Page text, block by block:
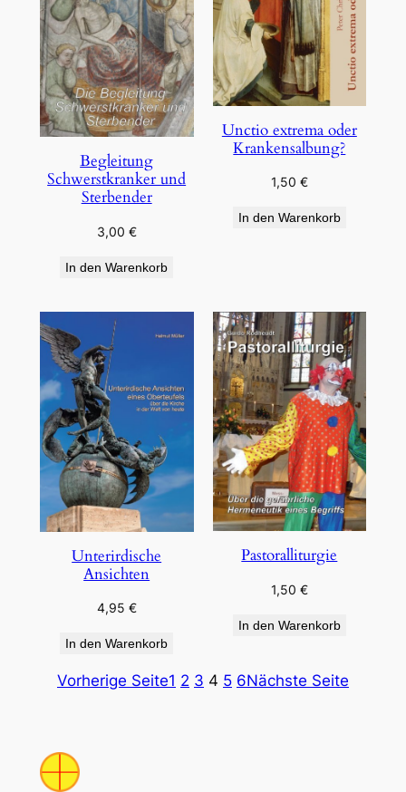
Begleitung
Schwerstkranker und
Sterbender
3,00 €
In den Warenkorb
Unctio extrema oder
Krankensalbung?
1,50 €
In den Warenkorb
Unterirdische
Ansichten
4,95 €
In den Warenkorb
Pastoralliturgie
1,50 €
In den Warenkorb
Vorherige Seite1 2 3 4 5 6Nächste Seite